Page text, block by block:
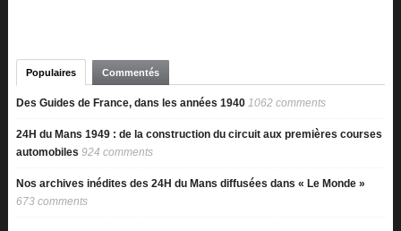
Populaires Commentés
Des Guides de France, dans les années 1940 1062 comments
24H du Mans 1949 : de la construction du circuit aux premières courses
automobiles 924 comments
Nos archives inédites des 24H du Mans diffusées dans « Le Monde »
673 comments